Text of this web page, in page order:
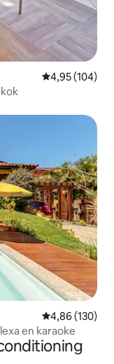
Gemiddelde
4,95 (104)
Gemiddelde
4,86 (130)
en karaoke